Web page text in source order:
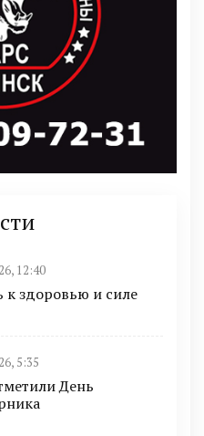
12:40
к здоровью и силе
5:35
День